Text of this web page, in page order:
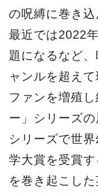
の呪縛に巻き込
最近では2022
題になるなど
ャンルを超え
ファンを増殖
ー」シリーズの
シリーズで世
学大賞を受賞
を巻き起こし